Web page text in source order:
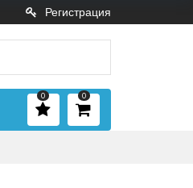
Регистрация
0
0